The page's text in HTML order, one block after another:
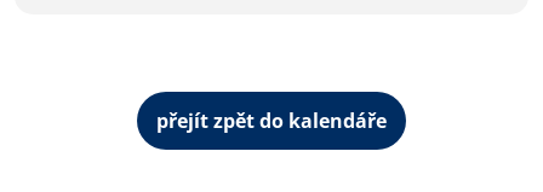
přejít zpět do kalendáře